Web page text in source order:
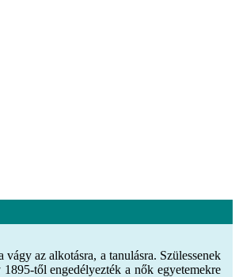
az alkotásra, a tanulásra. Szülessenek
től engedélyezték a nők egyetemekre